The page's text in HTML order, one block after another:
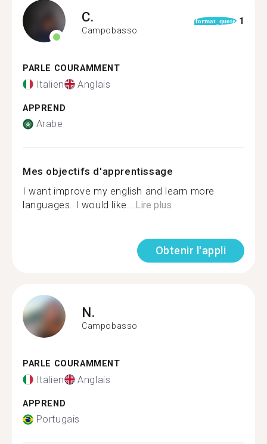
C.
Campobasso
format_quote 1
PARLE COURAMMENT
Italien Anglais
APPREND
Arabe
Mes objectifs d'apprentissage
I want improve my english and learn more
languages. I would like...Lire plus
Obtenir l'appli
N.
Campobasso
PARLE COURAMMENT
Italien Anglais
APPREND
Portugais